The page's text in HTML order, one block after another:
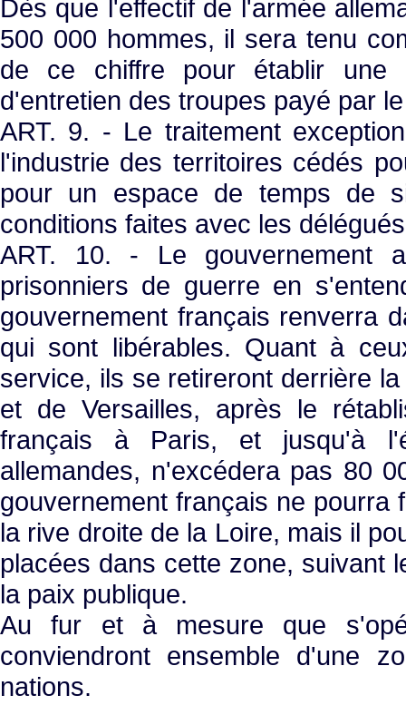
Dès que l'effectif de l'armée
500 000 hommes, il sera tenu
de ce chiffre pour établir une
d'entretien des troupes payé par
ART. 9. - Le traitement
l'industrie des territoires cédés
pour un espace de temps de
conditions faites avec les
ART. 10. - Le gouvernement
prisonniers de guerre en
gouvernement français renverra
qui sont libérables. Quant à
service, ils se retireront derrière
et de Versailles, après le
français à Paris, et jusqu'à
allemandes, n'excédera pas 80
gouvernement français ne
la rive droite de la Loire, mais il
placées dans cette zone, suivant
la paix publique.
Au fur et à mesure que
conviendront ensemble d'une
nations.